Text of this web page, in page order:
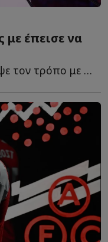
με έπεισε να
Ο Όλιβερ Γκλάσνερ αποκάλυψε τον τρόπο με τον οποίο ο...